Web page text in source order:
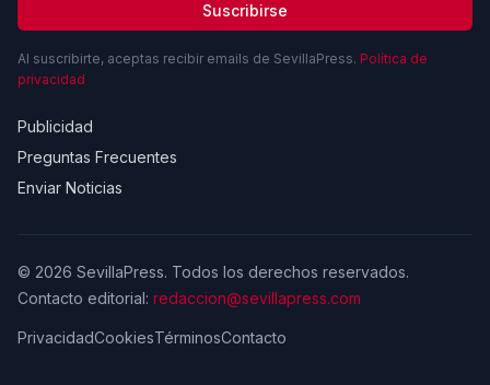
Suscribirse
Al suscribirte, aceptas recibir emails de SevillaPress. Política de
privacidad
Publicidad
Preguntas Frecuentes
Enviar Noticias
© 2026 SevillaPress. Todos los derechos reservados.
Contacto editorial: redaccion@sevillapress.com
PrivacidadCookiesTérminosContacto